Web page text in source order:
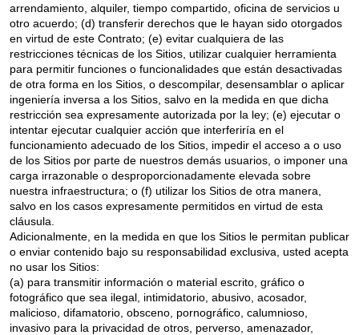
arrendamiento, alquiler, tiempo compartido, oficina de servicios u
otro acuerdo; (d) transferir derechos que le hayan sido otorgados
en virtud de este Contrato; (e) evitar cualquiera de las
restricciones técnicas de los Sitios, utilizar cualquier herramienta
para permitir funciones o funcionalidades que están desactivadas
de otra forma en los Sitios, o descompilar, desensamblar o aplicar
ingeniería inversa a los Sitios, salvo en la medida en que dicha
restricción sea expresamente autorizada por la ley; (e) ejecutar o
intentar ejecutar cualquier acción que interferiría en el
funcionamiento adecuado de los Sitios, impedir el acceso a o uso
de los Sitios por parte de nuestros demás usuarios, o imponer una
carga irrazonable o desproporcionadamente elevada sobre
nuestra infraestructura; o (f) utilizar los Sitios de otra manera,
salvo en los casos expresamente permitidos en virtud de esta
cláusula.
Adicionalmente, en la medida en que los Sitios le permitan publicar
o enviar contenido bajo su responsabilidad exclusiva, usted acepta
no usar los Sitios:
(a) para transmitir información o material escrito, gráfico o
fotográfico que sea ilegal, intimidatorio, abusivo, acosador,
malicioso, difamatorio, obsceno, pornográfico, calumnioso,
invasivo para la privacidad de otros, perverso, amenazador,